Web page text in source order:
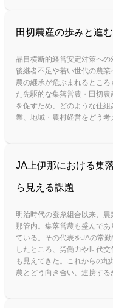
田切農産の歩みと進
品目横断的経営安定対策への
後継者不足や若い世代の農
農の継承が危ぶまれるとこ
た先駆的な集落営農・田切
を促すため、どのような仕
業、地域・農村経営をどう考
JA上伊那における集
ら見える課題
明治時代の蚕糸組合以来、
那管内。集落営農も盛んで
ている。その代表をJAの常
したところ、労働力や世代
も見えてきた。これからの
農とどう向き合い、連携する